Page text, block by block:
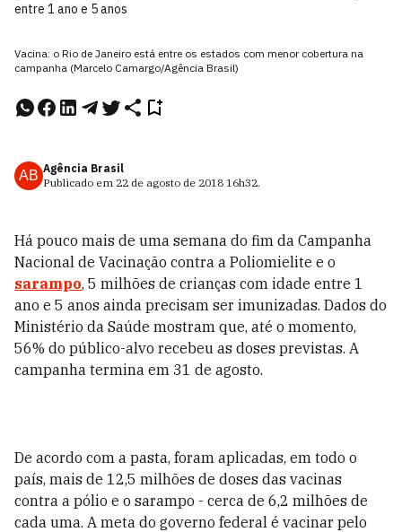
entre 1 ano e 5 anos
Vacina: o Rio de Janeiro está entre os estados com menor cobertura na
campanha (Marcelo Camargo/Agência Brasil)
AB Agência Brasil
Publicado em 22 de agosto de 2018 16h32.
Há pouco mais de uma semana do fim da Campanha
Nacional de Vacinação contra a Poliomielite e o
sarampo, 5 milhões de crianças com idade entre 1
ano e 5 anos ainda precisam ser imunizadas. Dados do
Ministério da Saúde mostram que, até o momento,
56% do público-alvo recebeu as doses previstas. A
campanha termina em 31 de agosto.
De acordo com a pasta, foram aplicadas, em todo o
país, mais de 12,5 milhões de doses das vacinas
contra a pólio e o sarampo - cerca de 6,2 milhões de
cada uma. A meta do governo federal é vacinar pelo